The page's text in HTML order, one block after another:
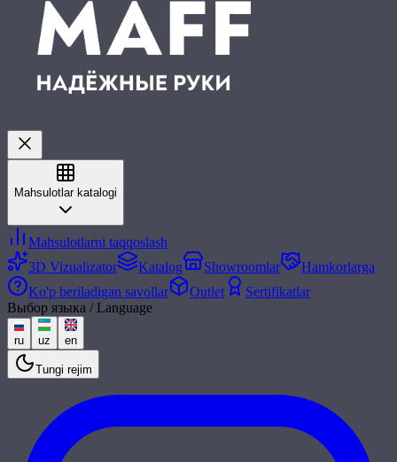
Mahsulotlar katalogi
Mahsulotlarni taqqoslash
3D Vizualizator
Katalog Showroomlar
Hamkorlarga
Ko'p beriladigan savollar
Outlet
Sertifikatlar
Выбор языка / Language
ru uz en
Tungi rejim